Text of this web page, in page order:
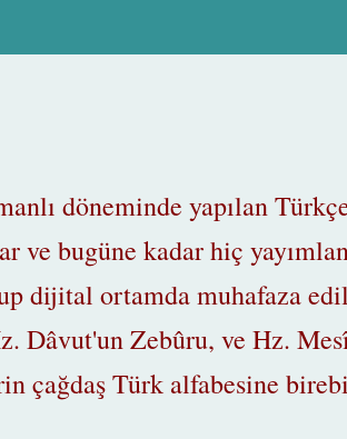
döneminde yapılan
ve bugüne kadar hiç
dijital ortamda muhafaza
Dâvut'unZebûru, ve Hz.
çağdaş Türk alfabesine